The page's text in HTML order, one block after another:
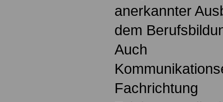
anerkannter
dem
Auch
Fachrichtung